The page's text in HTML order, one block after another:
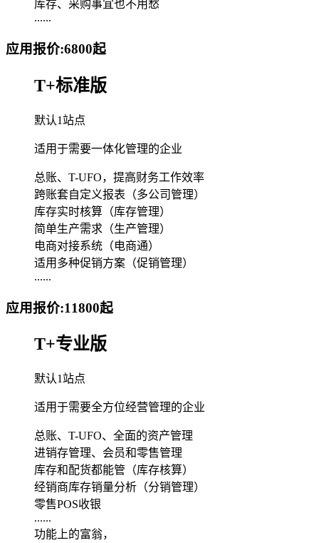
库存、采购事宜也不用愁
......
应用报价:6800起
T+标准版
默认1站点
适用于需要一体化管理的企业
总账、T-UFO，提高财务工作效率
跨账套自定义报表（多公司管理）
库存实时核算（库存管理）
简单生产需求（生产管理）
电商对接系统（电商通）
适用多种促销方案（促销管理）
......
应用报价:11800起
T+专业版
默认1站点
适用于需要全方位经营管理的企业
总账、T-UFO、全面的资产管理
进销存管理、会员和零售管理
库存和配货都能管（库存核算）
经销商库存销量分析（分销管理）
零售POS收银
......
功能上的富翁，